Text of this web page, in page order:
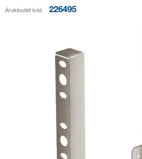
Árukészlet kód 226495